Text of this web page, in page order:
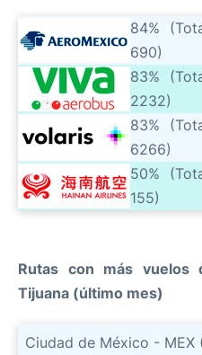
84%
690)
83%
2232)
83%
6266)
50%
155)
Rutas con más vuelos
Tijuana (último mes)
Ciudad de México - MEX